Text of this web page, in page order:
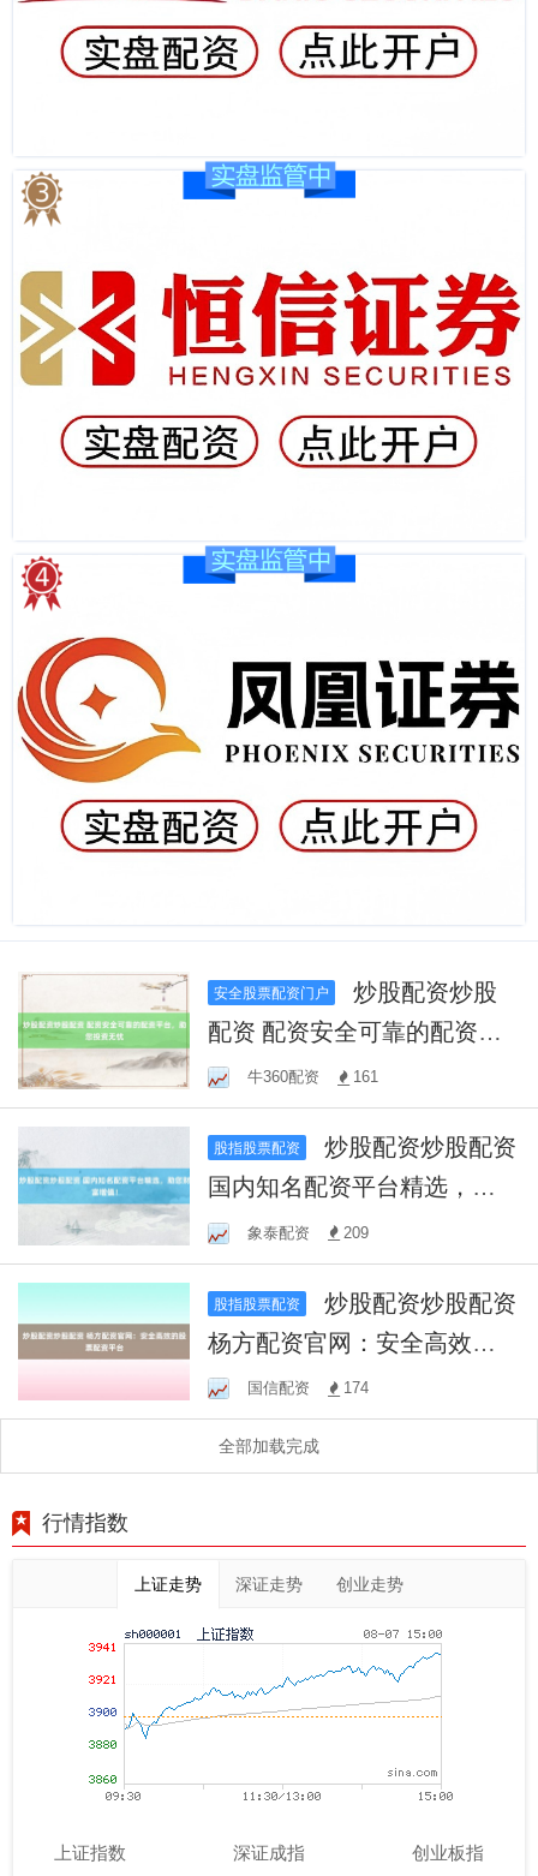
安全股票配资门户
炒股配资炒股
配资 配资安全可靠的配资平
台，助您投资无忧
牛360配资 161
股指股票配资
炒股配资炒股配资
国内知名配资平台精选，助
您财富增值！
象泰配资 209
股指股票配资
炒股配资炒股配资
杨方配资官网：安全高效的
股票配资平台
国信配资 174
全部加载完成
行情指数
上证走势 深证走势 创业走势
上证指数 深证成指 创业板指